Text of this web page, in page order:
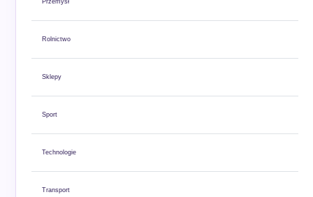
Rolnictwo
Sklepy
Sport
Technologie
Transport